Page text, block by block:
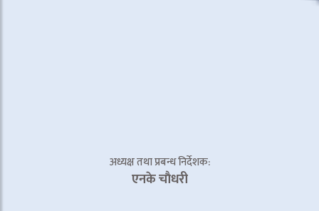
अध्यक्ष तथा प्रबन्ध निर्देशक:
एनके चाैधरी